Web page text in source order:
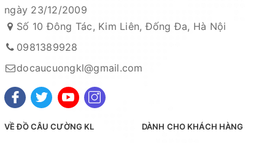
: 098.138.9928 - 098.902.9066 - 090.565.6668 -
091.258.3939 để được giải đáp.
CAM KẾT CỦA CỬA HÀNG CHÚNG TÔI
Đồ câu chính hãng, đúng thông tin mô tả và sản phẩm
đặt mua của khách hàng
Ảnh sản phẩm là cửa hàng 100% tự tay chụp nên mọi
thông tin và ảnh đều phù hợp với sản phẩm thực tế
ngày 23/12/2009
Số 10 Đông Tác, Kim Liên, Đống Đa, Hà Nội
0981389928
docaucuongkl@gmail.com
VỀ ĐỒ CÂU CƯỜNG KL DÀNH CHO KHÁCH HÀNG